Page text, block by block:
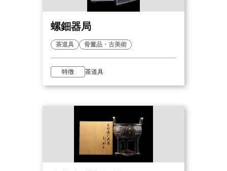
螺鈿器局
茶道具 骨董品・古美術
特徴 茶道具